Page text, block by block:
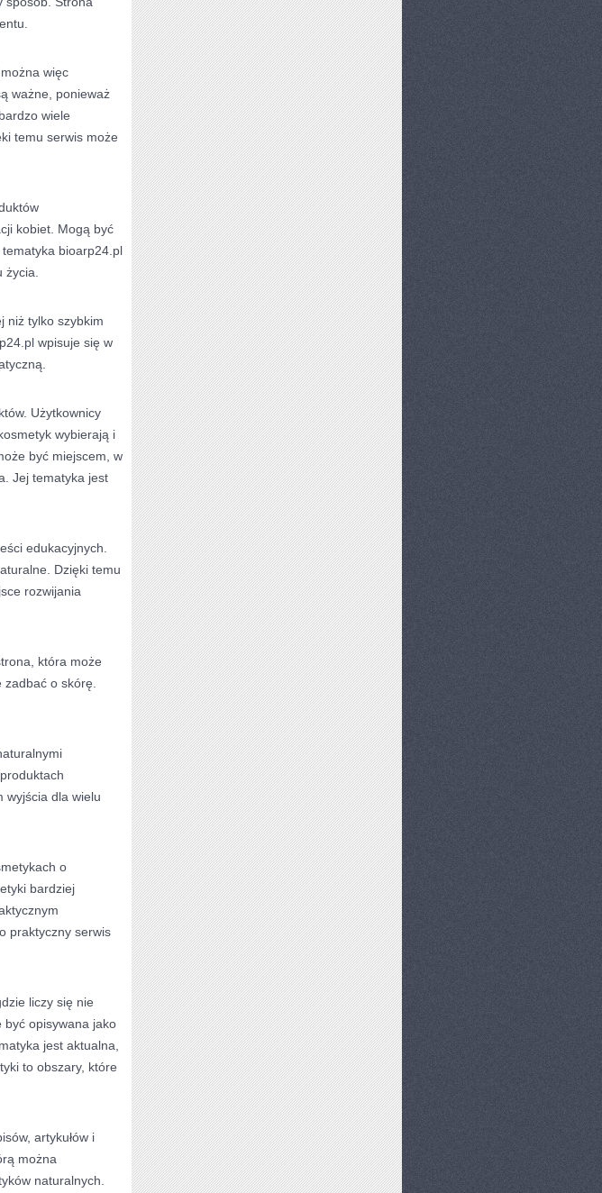
więc
ważne, ponieważ
wiele
temu serwis może
kobiet. Mogą być
bioarp24.pl
niż tylko szybkim
wpisuje się w
Użytkownicy
wybierają i
być miejscem, w
Jej tematyka jest
edukacyjnych.
Dzięki temu
rozwijania
która może
o skórę.
wyjścia dla wielu
o
bardziej
praktyczny serwis
liczy się nie
opisywana jako
jest aktualna,
to obszary, które
artykułów i
można
naturalnych.